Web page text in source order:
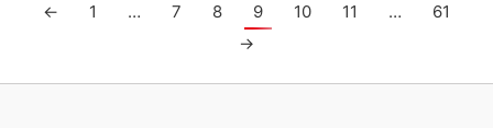
← 1 … 7 8 9 10 11 …
61
→